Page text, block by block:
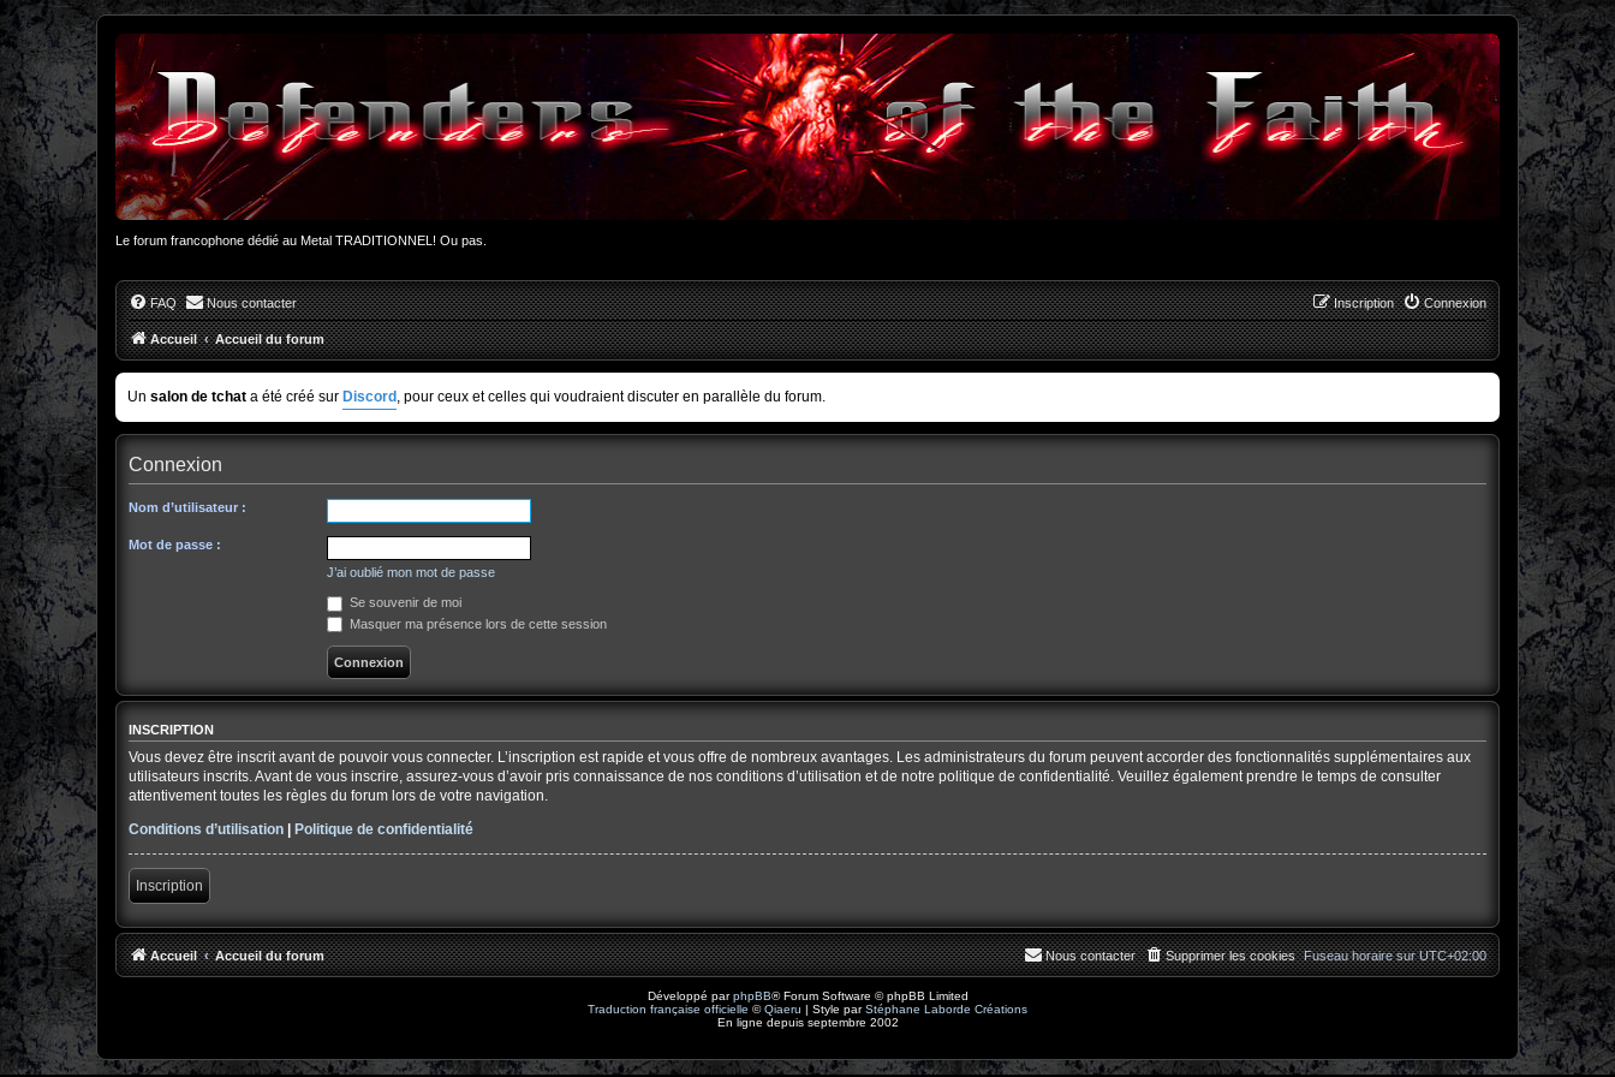
Le forum francophone dédié au Metal TRADITIONNEL! Ou pas.
FAQ Nous contacter Connexion
Inscription
Accueil Accueil du forum
Un salon de tchat a été créé sur Discord , pour ceux et celles qui voudraient discuter en parallèle du forum.
Connexion
Nom d’utilisateur :
Mot de passe :
J’ai oublié mon mot de passe
Se souvenir de moi
Masquer ma présence lors de cette session
INSCRIPTION
Vous devez être inscrit avant de pouvoir vous connecter. L’inscription est rapide et vous offre de nombreux avantages. Les administrateurs du forum peuvent accorder des fonctionnalités supplémentaires aux
utilisateurs inscrits. Avant de vous inscrire, assurez-vous d’avoir pris connaissance de nos conditions d’utilisation et de notre politique de confidentialité. Veuillez également prendre le temps de consulter
attentivement toutes les règles du forum lors de votre navigation.
Conditions d’utilisation
Politique de confidentialité
Inscription
Accueil Accueil du forum Fuseau horaire surUTC+02:00
Supprimer les cookies
Nous contacter
Développé parphpBB® Forum Software © phpBB Limited
Traduction française officielle ©Qiaeru | Style parStéphane Laborde Créations
En ligne depuis septembre 2002